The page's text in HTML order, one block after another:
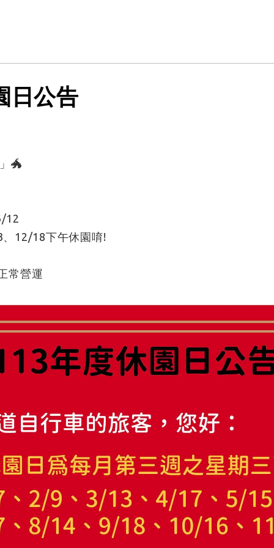
日公告
🐲
12
12/18下午休園唷!
常營運